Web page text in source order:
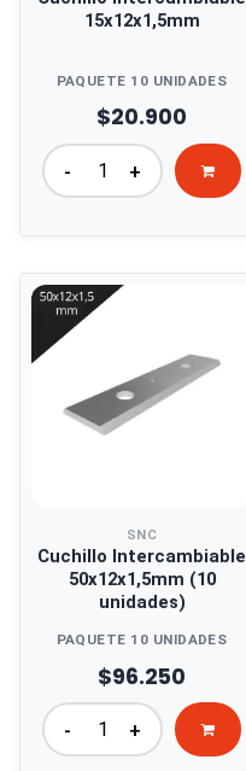
15x12x1,5mm
PAQUETE 10 UNIDADES
$20.900
- +
SNC
Cuchillo Intercambiable
50x12x1,5mm (10
unidades)
PAQUETE 10 UNIDADES
$96.250
- +